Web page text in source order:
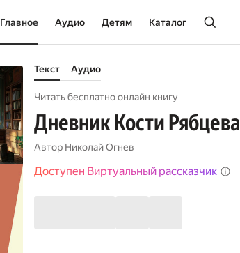
Главное Аудио Детям Каталог
Текст Аудио
Читать бесплатно онлайн книгу
Дневник Кости Рябцева
Автор Николай Огнев
Доступен Виртуальный рассказчик